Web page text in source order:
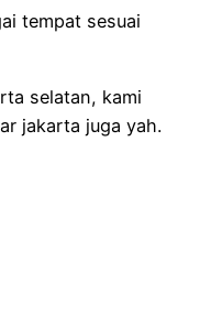
tempat sesuai
selatan, kami
jakarta juga yah.